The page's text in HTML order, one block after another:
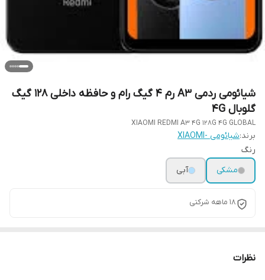
شیائومی ردمی A3 رم 4 گیگ رام و حافظه داخلی 128 گیگ
گلوبال 4G
XIAOMI REDMI A3 4G 128G 4G GLOBAL
برند:شیائومی -XIAOMI
رنگ
مشکی
آبی
18 ماهه شرکتی
نظرات